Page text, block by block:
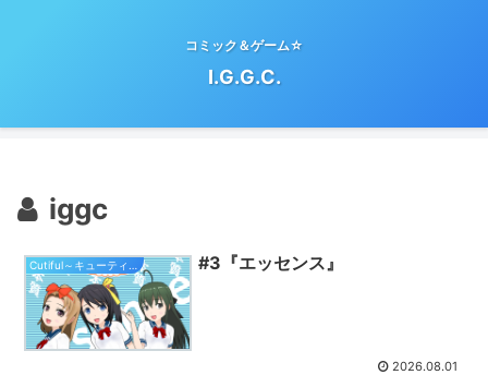
コミック＆ゲーム☆
I.G.G.C.
iggc
#3『エッセンス』
2026.08.01